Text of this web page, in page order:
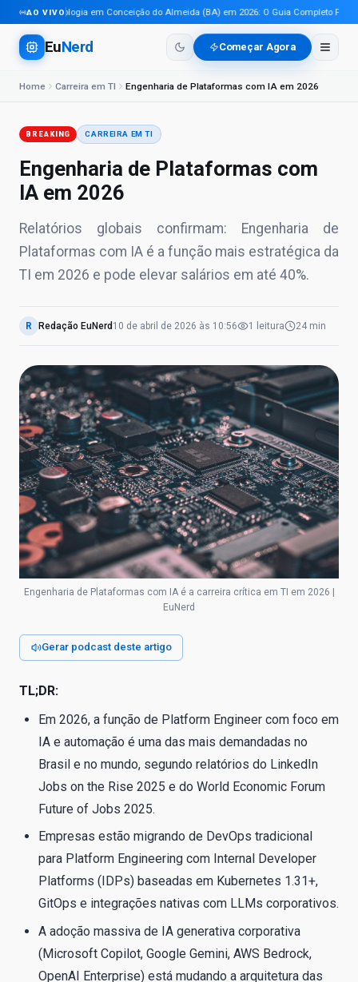
AO VIVO
Tecnologia em Conceição do Almeida (BA) em 2026: O Guia Completo Para
EuNerd Começar Agora
Home Carreira em TI Engenharia de Plataformas com IA em 2026
BREAKING CARREIRA EM TI
Engenharia de Plataformas com
IA em 2026
Relatórios globais confirmam: Engenharia de
Plataformas com IA é a função mais estratégica da
TI em 2026 e pode elevar salários em até 40%.
R Redação EuNerd 10 de abril de 2026 às 10:56 1 leitura 24 min
Engenharia de Plataformas com IA é a carreira crítica em TI em 2026 |
EuNerd
Gerar podcast deste artigo
TL;DR:
Em 2026, a função de Platform Engineer com foco em
IA e automação é uma das mais demandadas no
Brasil e no mundo, segundo relatórios do LinkedIn
Jobs on the Rise 2025 e do World Economic Forum
Future of Jobs 2025.
Empresas estão migrando de DevOps tradicional
para Platform Engineering com Internal Developer
Platforms (IDPs) baseadas em Kubernetes 1.31+,
GitOps e integrações nativas com LLMs corporativos.
A adoção massiva de IA generativa corporativa
(Microsoft Copilot, Google Gemini, AWS Bedrock,
OpenAI Enterprise) está mudando a arquitetura das